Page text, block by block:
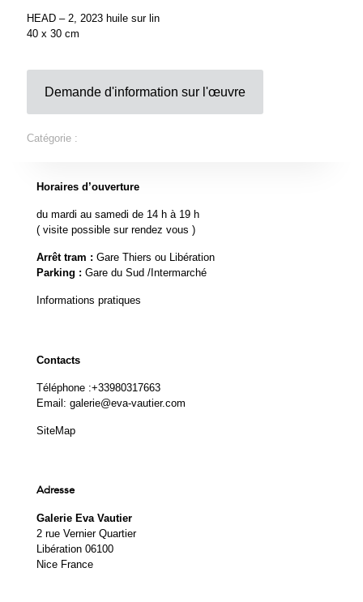
HEAD – 2, 2023 huile sur lin
40 x 30 cm
Demande d'information sur l'œuvre
Catégorie :
Horaires d’ouverture
du mardi au samedi de 14 h à 19 h
( visite possible sur rendez vous )
Arrêt tram : Gare Thiers ou Libération
Parking : Gare du Sud /Intermarché
Informations pratiques
Contacts
Téléphone :+33980317663
Email: galerie@eva-vautier.com
SiteMap
Adresse
Galerie Eva Vautier
2 rue Vernier Quartier
Libération 06100
Nice France